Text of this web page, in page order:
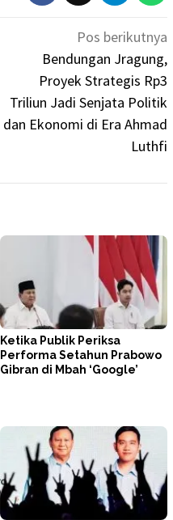
Pos berikutnya
Bendungan Jragung,
Proyek Strategis Rp3
Triliun Jadi Senjata Politik
dan Ekonomi di Era Ahmad
Luthfi
Ketika Publik Periksa
Performa Setahun Prabowo
Gibran di Mbah ‘Google’